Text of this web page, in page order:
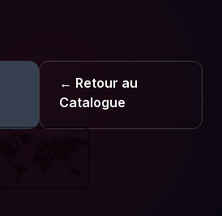
← Retour au
Catalogue